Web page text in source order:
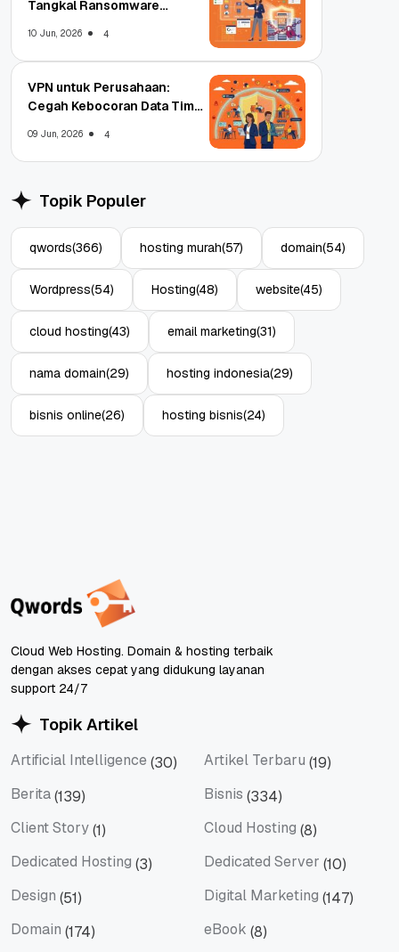
Tangkal Ransomware
10 Jun, 2026 4
VPN untuk Perusahaan:
Cegah Kebocoran Data Tim
09 Jun, 2026 4
Topik Populer
qwords(366) hosting murah(57) domain(54)
Wordpress(54) Hosting(48) website(45)
cloud hosting(43) email marketing(31)
nama domain(29) hosting indonesia(29)
bisnis online(26) hosting bisnis(24)
Cloud Web Hosting. Domain & hosting terbaik
dengan akses cepat yang didukung layanan
support 24/7
Topik Artikel
Artificial Intelligence (30) Artikel Terbaru (19)
Berita(139) Bisnis (334)
Client Story(1) Cloud Hosting (8)
Dedicated Hosting (3) Dedicated Server (10)
Design (51) Digital Marketing (147)
Domain (174) eBook (8)